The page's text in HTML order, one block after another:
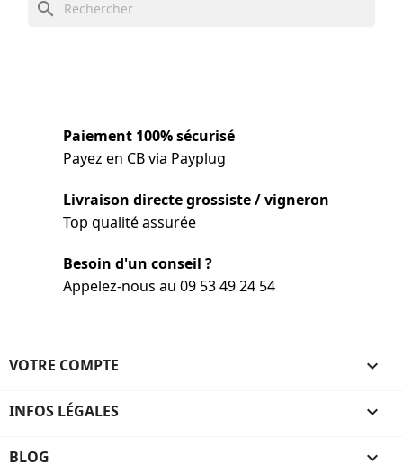
search
Paiement 100% sécurisé
Payez en CB via Payplug
Livraison directe grossiste / vigneron
Top qualité assurée
Besoin d'un conseil ?
Appelez-nous au 09 53 49 24 54
VOTRE COMPTE 
INFOS LÉGALES 
BLOG 